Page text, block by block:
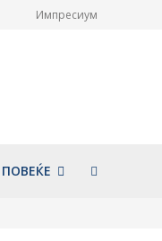
Импресиум
ПОВЕЌЕ